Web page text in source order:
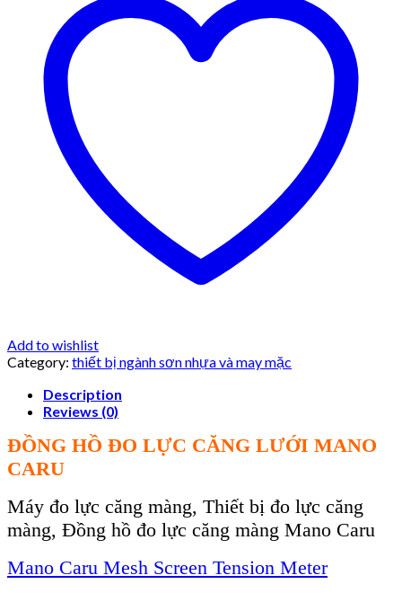
Add to wishlist
Category: thiết bị ngành sơn nhựa và may mặc
Description
Reviews (0)
ĐỒNG HỒ ĐO LỰC CĂNG LƯỚI MANO
CARU
Máy đo lực căng màng, Thiết bị đo lực căng
màng, Đồng hồ đo lực căng màng Mano Caru
Mano Caru Mesh Screen Tension Meter